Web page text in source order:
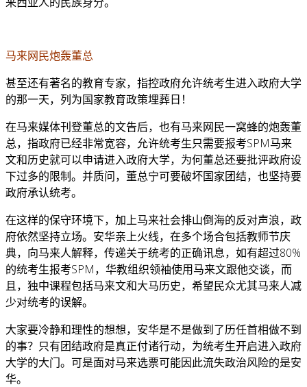
马来网民炮轰董总
甚至还有著名的教育专家，指控政府允许统考生进入政府大学
的那一天，列为国家教育政策埋葬日！
在马来媒体刊登董总的文告后，也有马来网民一窝蜂的炮轰董
总，指政府已经非常宽容，允许统考生只需要报考SPM马来
文和历史就可以申请进入政府大学，为何董总还要批评政府设
下过多的限制。并质问，董总宁可要破坏国家团结，也坚持要
政府承认统考。
在这样的保守环境下，加上马来社会排山倒海的反对声浪，政
府依然坚持立场。安华亲上火线，在多个场合包括教师节庆
典，向马来人解释，传递关于统考的正确讯息，如有超过80%
的统考生报考SPM，华教组织领袖使用马来文跟他交谈，而
且，独中课程包括马来文和大马历史，希望民众尤其马来人减
少对统考的误解。
大家要冷静和理性的想想，安华是不是做到了历任首相做不到
的事？只有团结政府是真正付诸行动，为统考生开启进入政府
大学的大门。可是面对马来选票可能因此流失政治风险的是安
华。